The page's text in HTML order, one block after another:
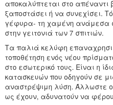
αποκαλύπτεται στο απέναντι
ξαποστάσει ή να συνεχίσει.
γέφυρα- τη χαμένη ανάμεσα
στην γειτονιά των 7 σπιτιών.
Τα παλιά κελύφη
τοποθέτηση ενός νέου
στο εσωτερικό τους. Είναι η
κατασκευών που οδηγούν σε
αναστρέψιμη λύση. Άλλωστε
ως έχουν, αδυνατούν να